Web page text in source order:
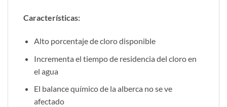
Características:
Alto porcentaje de cloro disponible
Incrementa el tiempo de residencia del cloro en
el agua
El balance químico de la alberca no se ve
afectado